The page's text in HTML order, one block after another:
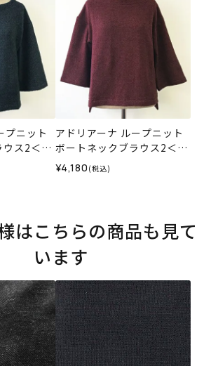
プニット
ウス2＜M
アドリアーナ ループニット
ボートネックブラウス2＜M
サイズ＞A
¥4,180 (税込)
はこちらの商品も見て
います